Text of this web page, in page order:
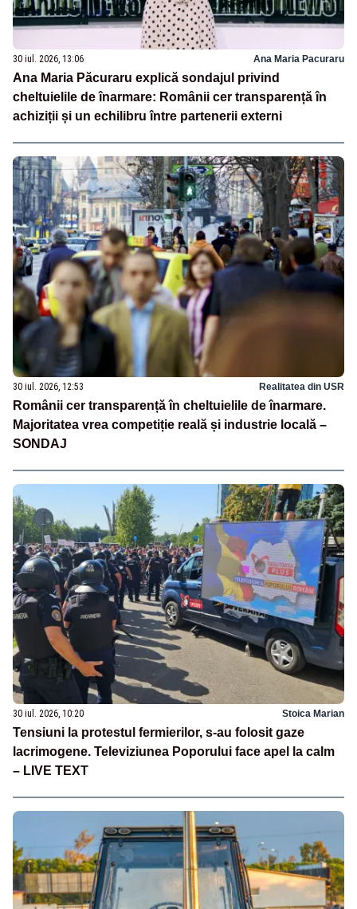
30 iul. 2026, 13:06 Ana Maria Pacuraru
Ana Maria Păcuraru explică sondajul privind
cheltuielile de înarmare: Românii cer transparență în
achiziții și un echilibru între partenerii externi
30 iul. 2026, 12:53 Realitatea din USR
Românii cer transparență în cheltuielile de înarmare.
Majoritatea vrea competiție reală și industrie locală –
SONDAJ
30 iul. 2026, 10:20 Stoica Marian
Tensiuni la protestul fermierilor, s-au folosit gaze
lacrimogene. Televiziunea Poporului face apel la calm
– LIVE TEXT